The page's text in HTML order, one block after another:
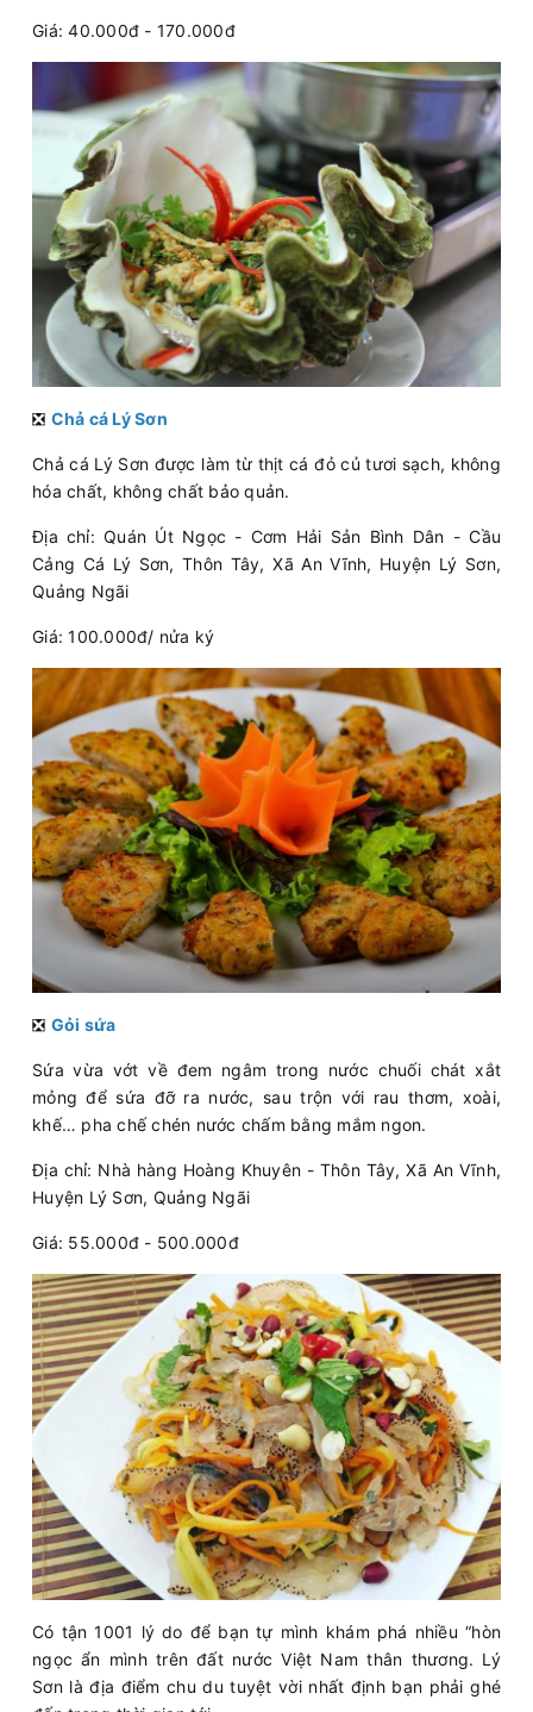
Giá: 40.000đ - 170.000đ
❎ Chả cá Lý Sơn
Chả cá Lý Sơn được làm từ thịt cá đỏ củ tươi sạch, không
hóa chất, không chất bảo quản.
Địa chỉ: Quán Út Ngọc - Cơm Hải Sản Bình Dân - Cầu
Cảng Cá Lý Sơn, Thôn Tây, Xã An Vĩnh, Huyện Lý Sơn,
Quảng Ngãi
Giá: 100.000đ/ nửa ký
❎ Gỏi sứa
Sứa vừa vớt về đem ngâm trong nước chuối chát xắt
mỏng để sứa đỡ ra nước, sau trộn với rau thơm, xoài,
khế… pha chế chén nước chấm bằng mắm ngon.
Địa chỉ: Nhà hàng Hoàng Khuyên - Thôn Tây, Xã An Vĩnh,
Huyện Lý Sơn, Quảng Ngãi
Giá: 55.000đ - 500.000đ
Có tận 1001 lý do để bạn tự mình khám phá nhiều “hòn
ngọc ẩn mình trên đất nước Việt Nam thân thương. Lý
Sơn là địa điểm chu du tuyệt vời nhất định bạn phải ghé